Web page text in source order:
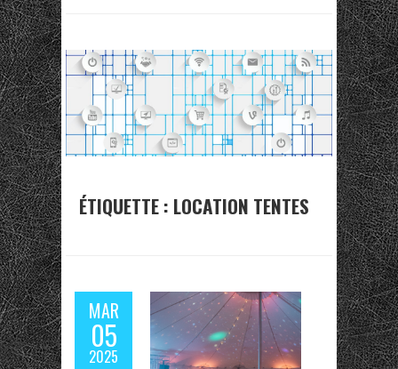
ÉTIQUETTE : LOCATION TENTES
MAR
05
2025